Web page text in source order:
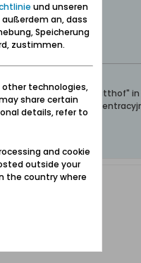
Stutthof"
obóz
und unseren
an, dass
Speicherung
zustimmen.
other technologies,
share certain
details, refer to
and cookie
outside your
the country where